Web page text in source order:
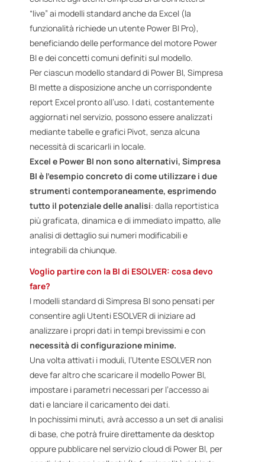
“live” ai modelli standard anche da Excel (la
funzionalità richiede un utente Power BI Pro),
beneficiando delle performance del motore Power
BI e dei concetti comuni definiti sul modello.
Per ciascun modello standard di Power BI, Simpresa
BI mette a disposizione anche un corrispondente
report Excel pronto all’uso. I dati, costantemente
aggiornati nel servizio, possono essere analizzati
mediante tabelle e grafici Pivot, senza alcuna
necessità di scaricarli in locale.
Excel e Power BI non sono alternativi, Simpresa
BI è l’esempio concreto di come utilizzare i due
strumenti contemporaneamente, esprimendo
tutto il potenziale delle analisi: dalla reportistica
più graficata, dinamica e di immediato impatto, alle
analisi di dettaglio sui numeri modificabili e
integrabili da chiunque.
Voglio partire con la BI di ESOLVER: cosa devo
fare?
I modelli standard di Simpresa BI sono pensati per
consentire agli Utenti ESOLVER di iniziare ad
analizzare i propri dati in tempi brevissimi e con
necessità di configurazione minime.
Una volta attivati i moduli, l’Utente ESOLVER non
deve far altro che scaricare il modello Power BI,
impostare i parametri necessari per l’accesso ai
dati e lanciare il caricamento dei dati.
In pochissimi minuti, avrà accesso a un set di analisi
di base, che potrà fruire direttamente da desktop
oppure pubblicare nel servizio cloud di Power BI, per